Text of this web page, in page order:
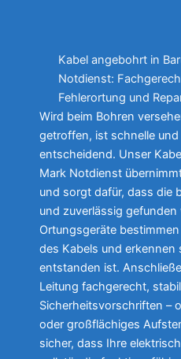
Kabel angebohrt in
Notdienst:
Fehlerortung und
Wird beim Bohren
getroffen, ist schnelle und
entscheidend. Unser
Mark Notdienst
und sorgt dafür, dass die
und zuverlässig
Ortungsgeräte
des Kabels und
entstanden ist.
Leitung fachgerecht,
Sicherheitsvorschriften –
oder großflächiges
sicher, dass Ihre